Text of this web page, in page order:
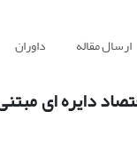
ارسال مقاله داوران
دایره ای